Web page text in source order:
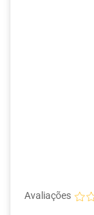
Avaliações